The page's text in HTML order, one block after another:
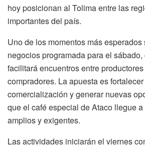
hoy posicionan al Tolima entre las
importantes del país.
Uno de los momentos más
negocios programada para el
facilitará encuentros entre
compradores. La apuesta es
comercialización y generar nuevas
que el café especial de Ataco llegue
amplios y exigentes.
Las actividades iniciarán el viernes